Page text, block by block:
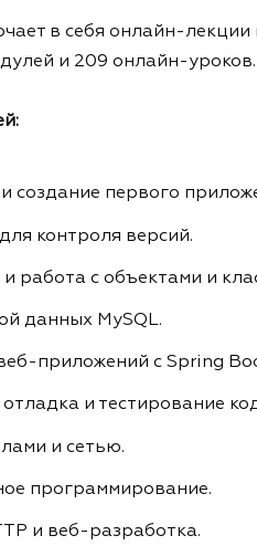
в себя онлайн-лекции
и 209 онлайн-уроков.
создание первого
контроля версий.
работа с объектами и
данных MySQL.
приложений с Spring
и тестирование
и сетью.
программирование.
и веб-разработка.